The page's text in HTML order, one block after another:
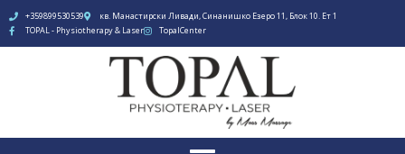
+359899530539
кв. Манастирски Ливади, Синанишко Езеро 11, Блок 10. Ет 1
TOPAL - Physiotherapy & Laser
TopalCenter